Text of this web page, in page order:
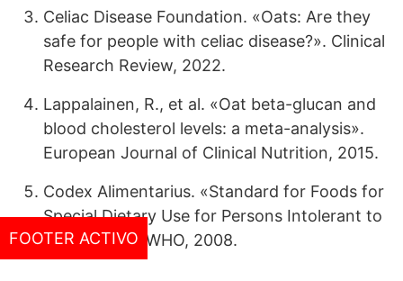
Celiac Disease Foundation. «Oats: Are they
safe for people with celiac disease?». Clinical
Research Review, 2022.
Lappalainen, R., et al. «Oat beta-glucan and
blood cholesterol levels: a meta-analysis».
European Journal of Clinical Nutrition, 2015.
Codex Alimentarius. «Standard for Foods for
Special Dietary Use for Persons Intolerant to
Gluten». FAO/WHO, 2008.
FOOTER ACTIVO